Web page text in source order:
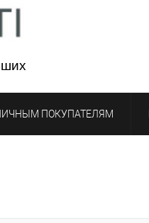
их
ПОКУПАТЕЛЯМ